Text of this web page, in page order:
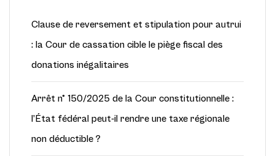
Clause de reversement et stipulation pour autrui
: la Cour de cassation cible le piège fiscal des
donations inégalitaires
Arrêt n° 150/2025 de la Cour constitutionnelle :
l’État fédéral peut-il rendre une taxe régionale
non déductible ?